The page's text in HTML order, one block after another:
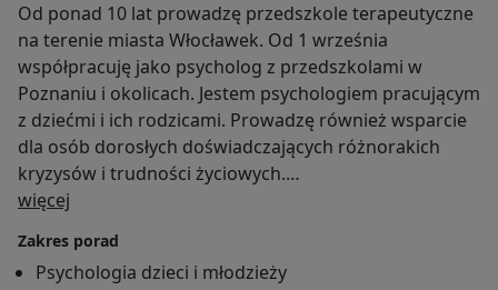
Od ponad 10 lat prowadzę przedszkole terapeutyczne
na terenie miasta Włocławek. Od 1 września
współpracuję jako psycholog z przedszkolami w
Poznaniu i okolicach. Jestem psychologiem pracującym
z dziećmi i ich rodzicami. Prowadzę również wsparcie
dla osób dorosłych doświadczających różnorakich
kryzysów i trudności życiowych.
- wsparcie psychologiczne dla rodziców,
- warsztaty i treningi dla dzieci i młodzieży.
więcej
Zakres porad
Psychologia dzieci i młodzieży